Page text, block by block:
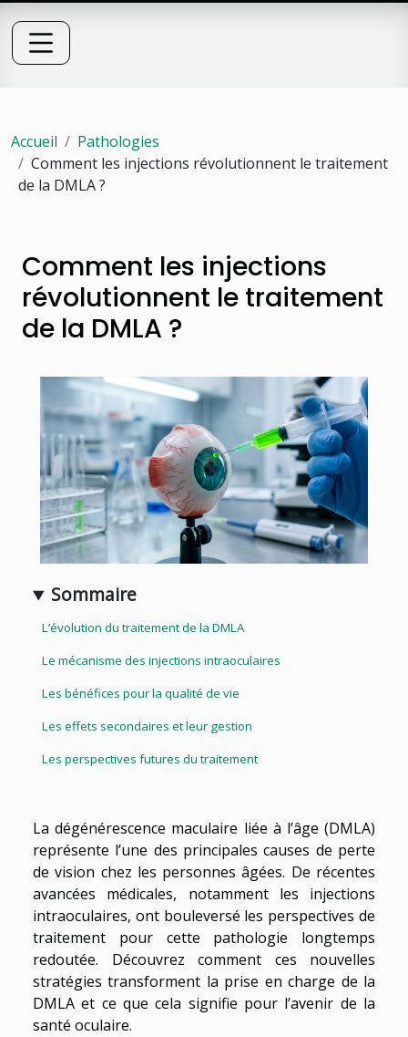
Accueil
Pathologies
Comment les injections révolutionnent le traitement
de la DMLA ?
Comment les injections
révolutionnent le traitement
de la DMLA ?
Sommaire
L’évolution du traitement de la DMLA
Le mécanisme des injections intraoculaires
Les bénéfices pour la qualité de vie
Les effets secondaires et leur gestion
Les perspectives futures du traitement
La dégénérescence maculaire liée à l’âge (DMLA)
représente l’une des principales causes de perte
de vision chez les personnes âgées. De récentes
avancées médicales, notamment les injections
intraoculaires, ont bouleversé les perspectives de
traitement pour cette pathologie longtemps
redoutée. Découvrez comment ces nouvelles
stratégies transforment la prise en charge de la
DMLA et ce que cela signifie pour l’avenir de la
santé oculaire.